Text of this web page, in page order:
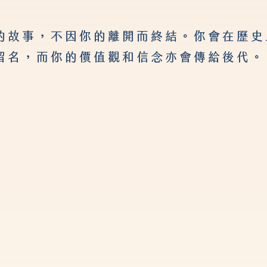
故事，不因你的離開而終結。你會在歷
名，而你的價值觀和信念亦會傳給後代。